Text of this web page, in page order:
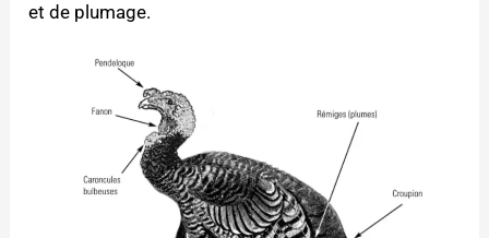
et de plumage.